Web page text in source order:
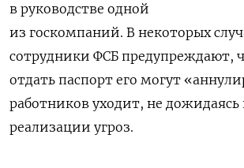
в руководстве одной
из госкомпаний. В некоторых
сотрудники ФСБ предупреждают,
отдать паспорт его могут
работников уходит, не
реализации угроз.